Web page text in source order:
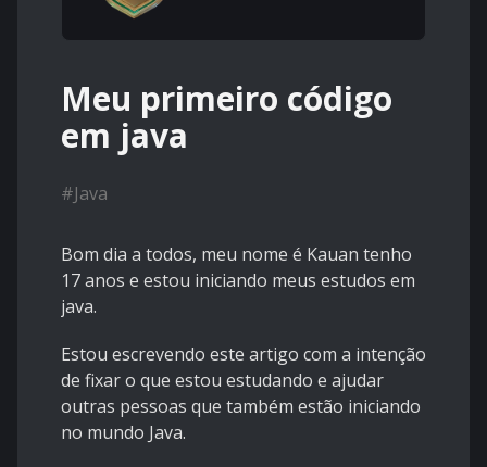
Meu primeiro código
em java
#Java
Bom dia a todos, meu nome é Kauan tenho
17 anos e estou iniciando meus estudos em
java.
Estou escrevendo este artigo com a intenção
de fixar o que estou estudando e ajudar
outras pessoas que também estão iniciando
no mundo Java.